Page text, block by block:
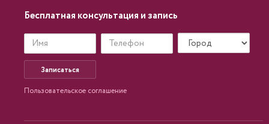
Бесплатная консультация и запись
Записаться
Пользовательское соглашение